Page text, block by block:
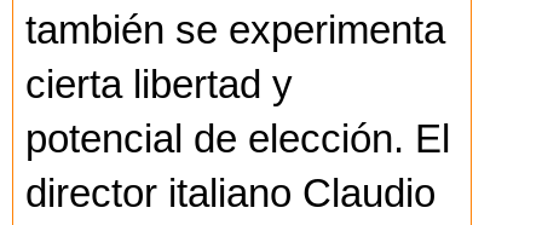
también se experimenta
cierta libertad y
potencial de elección. El
director italiano Claudio